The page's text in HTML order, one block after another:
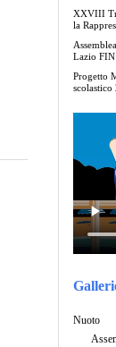
XXVIII
la
Lazio
Progetto
scolastico
Nuoto